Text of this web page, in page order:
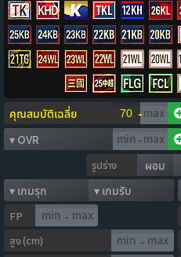
-
-
รูปร่าง ผอม
FP -
สูง (cm)
-